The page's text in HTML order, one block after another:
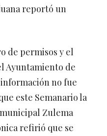
reportó un
de permisos y el
Ayuntamiento de
no fue
este Semanario la
Zulema
refirió que se